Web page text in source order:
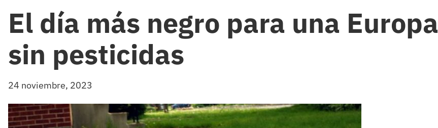
El día más negro para una Europa
sin pesticidas
24 noviembre, 2023